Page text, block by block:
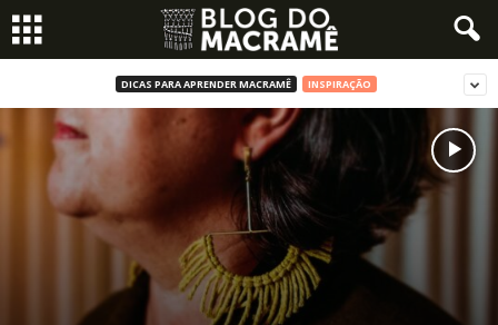
DICAS PARA APRENDER MACRAMÊ INSPIRAÇÃO